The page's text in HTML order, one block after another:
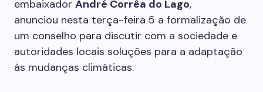
embaixador André Corrêa do Lago,
anunciou nesta terça-feira 5 a formalização de
um conselho para discutir com a sociedade e
autoridades locais soluções para a adaptação
às mudanças climáticas.